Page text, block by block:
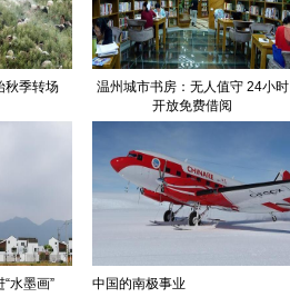
秋季转场
温州城市书房：无人值守 24小时
开放免费借阅
水墨画” 中国的南极事业